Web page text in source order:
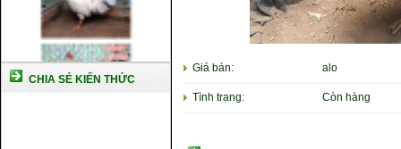
CHIA SẺ KIẾN THỨC
Giá bán: alo
Tình trạng: Còn hàng